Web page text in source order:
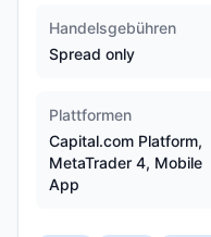
Handelsgebühren
Spread only
Plattformen
Capital.com Platform,
MetaTrader 4, Mobile
App